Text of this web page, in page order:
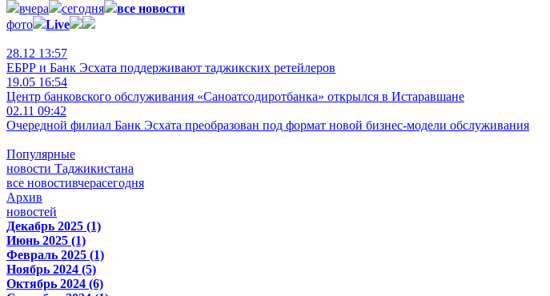
вчера
сегодня
все новости
фото
Live
28.12 13:57
ЕБРР и Банк Эсхата поддерживают таджикских ретейлеров
19.05 16:54
Центр банковского обслуживания «Саноатсодиротбанка» открылся в Истаравшане
02.11 09:42
Очередной филиал Банк Эсхата преобразован под формат новой бизнес-модели обслуживания
Популярные
новости Таджикистана
все новостивчерасегодня
Архив
новостей
Декабрь 2025 (1)
Июнь 2025 (1)
Февраль 2025 (1)
Ноябрь 2024 (5)
Октябрь 2024 (6)